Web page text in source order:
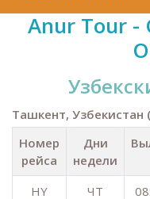
Anur Tour -
Ташкент, Узбекистан
Номер
рейса
Дни
недели
HY
ЧТ